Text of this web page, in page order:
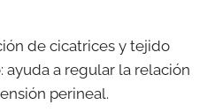
de cicatrices y tejido
ayuda a regular la relación
perineal.